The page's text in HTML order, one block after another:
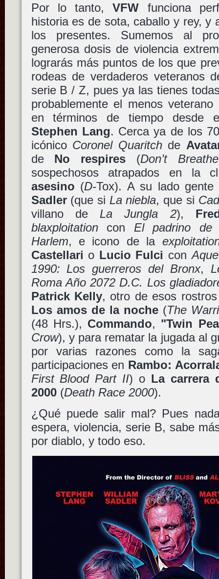
Por lo tanto,VFW funciona
historia es de sota, caballo y rey, y
los presentes. Sumemos al
generosa dosis de violencia
lograrás más puntos de los que
rodeas de verdaderos veteranos
serie B / Z, pues ya las tienes
probablemente el menos
en términos de tiempo desde
Stephen Lang. Cerca ya de los
icónico Coronel Quaritchde
de No respires (Don’t Breathe
sospechosos atrapados en la
asesino (D-Tox). A su lado
Sadler(que si La niebla, que si
villano de La Jungla 2),
blaxploitationcon El padrino de
Harlem, e icono de la
Castellari o Lucio Fulci con
1990: Los guerreros del Bronx,
Roma Año 2072 D.C. Los
Patrick Kelly, otro de esos
Los amos de la noche(The
(48 Hrs.), Commando, "Twin
Crow), y para rematar la jugada al
por varias razones como la
participaciones en Rambo:
First Blood Part II) o La carrera
2000(Death Race 2000).
¿Qué puede salir mal? Pues
espera, violencia, serie B, sabe
por diablo, y todo eso.